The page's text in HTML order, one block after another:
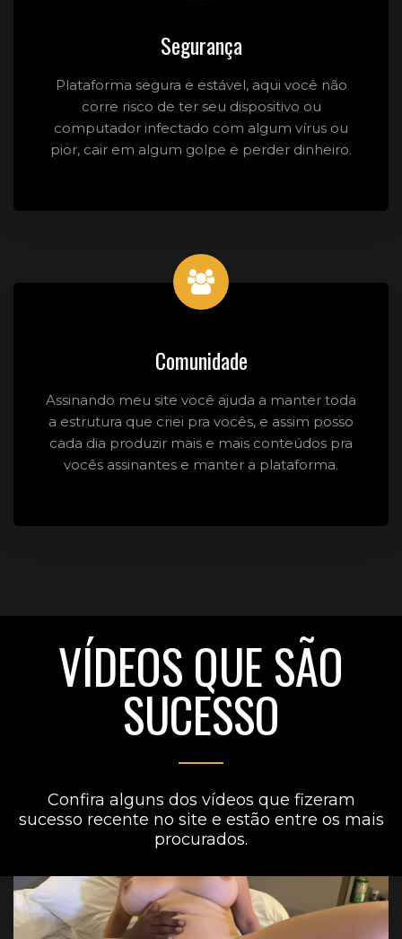
Segurança
Plataforma segura e estável, aqui você não
corre risco de ter seu dispositivo ou
computador infectado com algum vírus ou
pior, cair em algum golpe e perder dinheiro.
Comunidade
Assinando meu site você ajuda a manter toda
a estrutura que criei pra vocês, e assim posso
cada dia produzir mais e mais conteúdos pra
vocês assinantes e manter a plataforma.
VÍDEOS QUE SÃO
SUCESSO
Confira alguns dos vídeos que fizeram
sucesso recente no site e estão entre os mais
procurados.